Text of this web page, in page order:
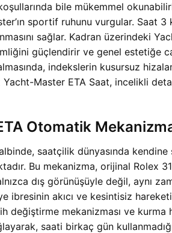
bile mükemmel
sportif ruhunu vurgular. Saat 3
sağlar. Kadran üzerindeki
güçlendirir ve genel estetiğe
indekslerin kusursuz
Master ETA Saat, incelikli
Otomatik
saatçilik dünyasında
Bu mekanizma, orijinal Rolex
dış görünüşüyle değil, aynı
ibresinin akıcı ve kesintisiz
mekanizması ve kurma
saati birkaç gün